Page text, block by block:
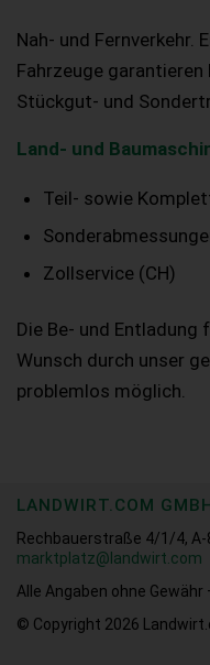
Nah- und Fernverkehr.
Fahrzeuge
Stückgut- und
Land- und
Teil- sowie
Zollservice (CH)
Die Be- und
Wunsch durch unser
problemlos möglich.
LANDWIRT.COM
Rechbauerstraße 4/1/4, A-
marktplatz@landwirt.com
Alle Angaben ohne
© Copyright 2026